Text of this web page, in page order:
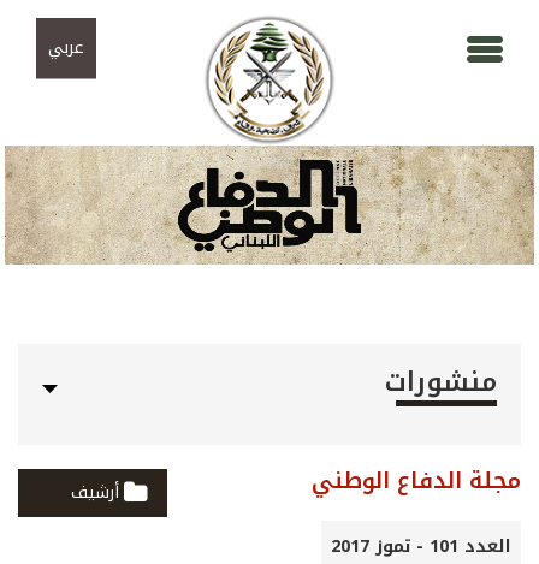
عربي
منشورات
مجلة الدفاع الوطني
أرشيف
العدد 101 - تموز 2017